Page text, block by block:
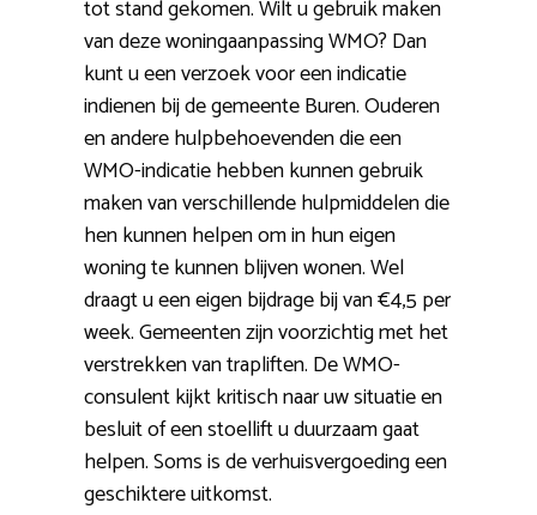
tot stand gekomen. Wilt u gebruik maken
van deze woningaanpassing WMO? Dan
kunt u een verzoek voor een indicatie
indienen bij de gemeente Buren. Ouderen
en andere hulpbehoevenden die een
WMO-indicatie hebben kunnen gebruik
maken van verschillende hulpmiddelen die
hen kunnen helpen om in hun eigen
woning te kunnen blijven wonen. Wel
draagt u een eigen bijdrage bij van €4,5 per
week. Gemeenten zijn voorzichtig met het
verstrekken van trapliften. De WMO-
consulent kijkt kritisch naar uw situatie en
besluit of een stoellift u duurzaam gaat
helpen. Soms is de verhuisvergoeding een
geschiktere uitkomst.